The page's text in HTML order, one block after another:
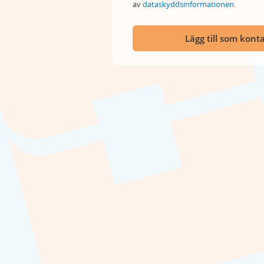
avdataskyddsinformationen.
Lägg till som